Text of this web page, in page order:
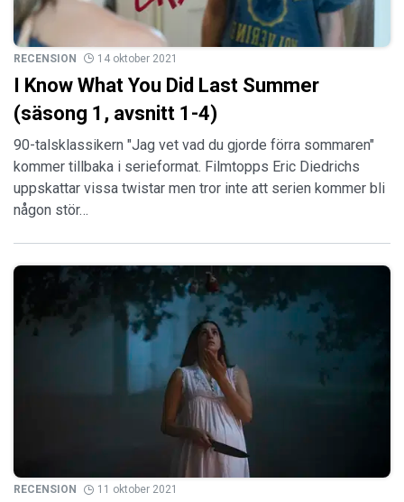
RECENSION 14 oktober 2021
I Know What You Did Last Summer
(säsong 1, avsnitt 1-4)
90-talsklassikern "Jag vet vad du gjorde förra sommaren"
kommer tillbaka i serieformat. Filmtopps Eric Diedrichs
uppskattar vissa twistar men tror inte att serien kommer bli
någon stör…
RECENSION 11 oktober 2021